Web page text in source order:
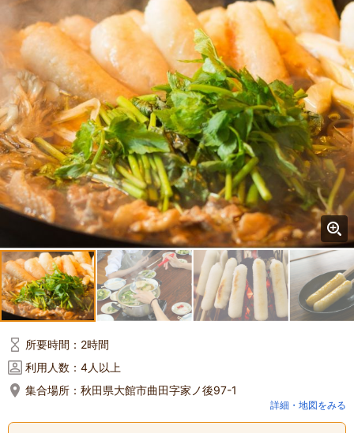
所要時間： 2時間
利用人数： 4人以上
集合場所： 秋田県大館市曲田字家ノ後97-1
詳細・地図をみる